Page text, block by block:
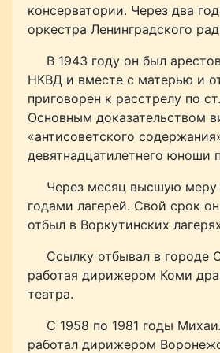
консерватории. Через два
оркестра Ленинградского
В 1943 году он был
НКВД и вместе с матерью и
приговорен к расстрелу по
Основным доказательством
«антисоветского
девятнадцатилетнего юноши
Через месяц высшую меру
годами лагерей. Свой срок
отбыл в Воркутинских
Ссылку отбывал в городе
работая дирижером Коми
театра.
С 1958 по 1981 годы
работал дирижером